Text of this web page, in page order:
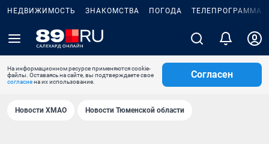
НЕДВИЖИМОСТЬ ЗНАКОМСТВА ПОГОДА ТЕЛЕПРОГРАММА
На информационном ресурсе применяются cookie-
файлы. Оставаясь на сайте, вы подтверждаете свое
согласиена их использование.
Согласен
Новости ХМАО Новости Тюменской области